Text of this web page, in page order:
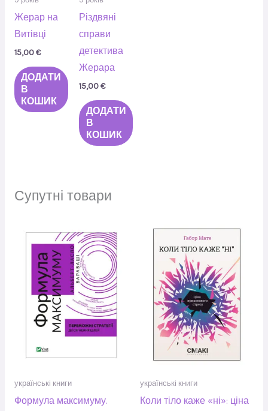
Жерар на
Витівці
15,00€
ДОДАТИ
В
КОШИК
Різдвяні
справи
детектива
Жерара
15,00€
ДОДАТИ
В
КОШИК
Супутні товари
українські книги
Формула максимуму.
українські книги
Коли тіло каже «ні»: ціна